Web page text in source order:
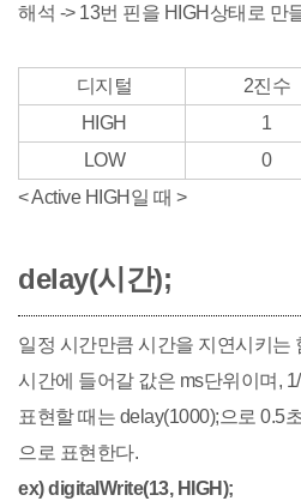
해석 -> 13번 핀을 HIGH상태로 만
디지털 2진수
HIGH
1
LOW
0
< Active HIGH일 때 >
delay(시간);
일정 시간만큼 시간을 지연시키는
시간에 들어갈 값은 ms단위이며,
표현할 때는 delay(1000);으로 0.5
으로 표현한다.
ex) digitalWrite(13, HIGH);